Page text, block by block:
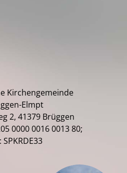
Kirchengemeinde
Elmpt
2, 41379 Brüggen
0000 0016 0013 80;
SPKRDE33